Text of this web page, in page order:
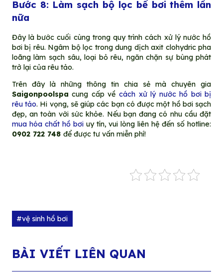
Bước 8: Làm sạch bộ lọc bể bơi thêm lần
nữa
Đây là bước cuối cùng trong quy trình cách xử lý nước hồ
bơi bị rêu. Ngâm bộ lọc trong dung dịch axit clohydric pha
loãng làm sạch sâu, loại bỏ rêu, ngăn chặn sự bùng phát
trở lại của rêu tảo.
Trên đây là những thông tin chia sẻ mà chuyên gia
Saigonpoolspa cung cấp về cách xử lý nước hồ bơi bị
rêu tảo. Hi vọng, sẽ giúp các bạn có được một hồ bơi sạch
đẹp, an toàn với sức khỏe. Nếu bạn đang có nhu cầu đặt
mua hóa chất hồ bơiuy tín, vui lòng liên hệ đến số hotline:
0902 722 748 để được tư vấn miễn phí!
#vệ sinh hồ bơi
BÀI VIẾT LIÊN QUAN